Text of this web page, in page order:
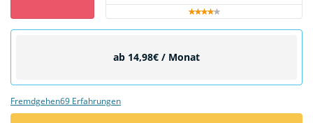
ab 14,98€ / Monat
Fremdgehen69 Erfahrungen